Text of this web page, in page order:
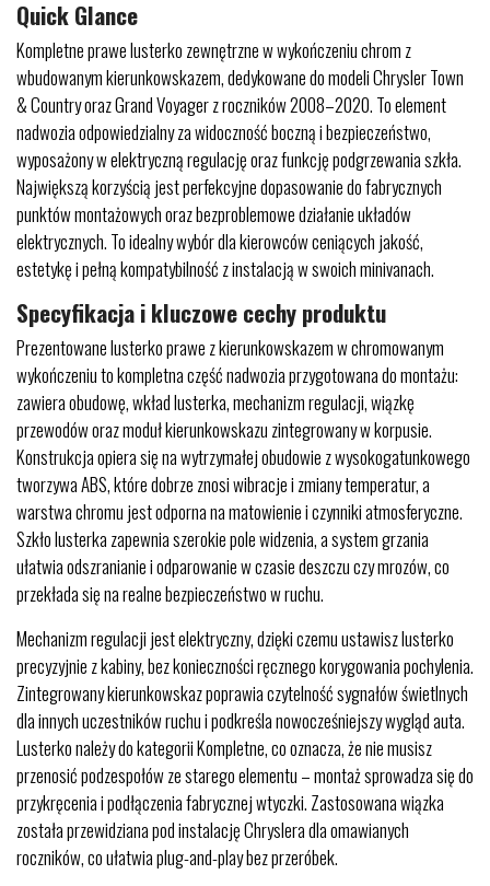
Quick Glance
Kompletne prawe lusterko zewnętrzne w wykończeniu chrom z
wbudowanym kierunkowskazem, dedykowane do modeli Chrysler Town
& Country oraz Grand Voyager z roczników 2008–2020. To element
nadwozia odpowiedzialny za widoczność boczną i bezpieczeństwo,
wyposażony w elektryczną regulację oraz funkcję podgrzewania szkła.
Największą korzyścią jest perfekcyjne dopasowanie do fabrycznych
punktów montażowych oraz bezproblemowe działanie układów
elektrycznych. To idealny wybór dla kierowców ceniących jakość,
estetykę i pełną kompatybilność z instalacją w swoich minivanach.
Specyfikacja i kluczowe cechy produktu
Prezentowane lusterko prawe z kierunkowskazem w chromowanym
wykończeniu to kompletna część nadwozia przygotowana do montażu:
zawiera obudowę, wkład lusterka, mechanizm regulacji, wiązkę
przewodów oraz moduł kierunkowskazu zintegrowany w korpusie.
Konstrukcja opiera się na wytrzymałej obudowie z wysokogatunkowego
tworzywa ABS, które dobrze znosi wibracje i zmiany temperatur, a
warstwa chromu jest odporna na matowienie i czynniki atmosferyczne.
Szkło lusterka zapewnia szerokie pole widzenia, a system grzania
ułatwia odszranianie i odparowanie w czasie deszczu czy mrozów, co
przekłada się na realne bezpieczeństwo w ruchu.
Mechanizm regulacji jest elektryczny, dzięki czemu ustawisz lusterko
precyzyjnie z kabiny, bez konieczności ręcznego korygowania pochylenia.
Zintegrowany kierunkowskaz poprawia czytelność sygnałów świetlnych
dla innych uczestników ruchu i podkreśla nowocześniejszy wygląd auta.
Lusterko należy do kategorii Kompletne, co oznacza, że nie musisz
przenosić podzespołów ze starego elementu – montaż sprowadza się do
przykręcenia i podłączenia fabrycznej wtyczki. Zastosowana wiązka
została przewidziana pod instalację Chryslera dla omawianych
roczników, co ułatwia plug-and-play bez przeróbek.